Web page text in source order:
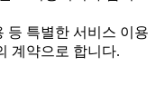
특별한 서비스 이용
계약으로 합니다.